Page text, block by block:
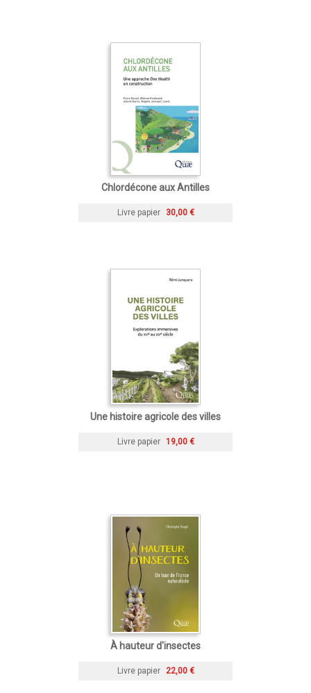
Chlordécone aux Antilles
Livre papier 30,00 €
Une histoire agricole des villes
Livre papier 19,00 €
À hauteur d'insectes
Livre papier 22,00 €